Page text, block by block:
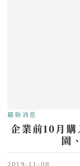
最新消息
企業前10月
園
2019-11-08